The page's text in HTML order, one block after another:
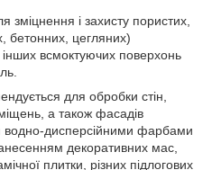
зміцнення і захисту пористих,
бетонних, цегляних)
всмоктуючих поверхонь
для обробки стін,
а також фасадів
дисперсійними фарбами
декоративних мас,
плитки, різних підлогових